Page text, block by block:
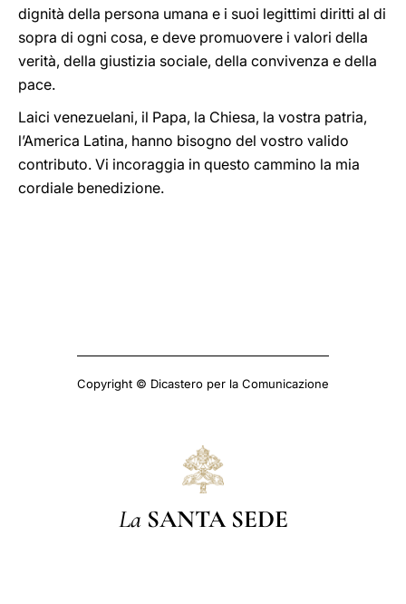
dignità della persona umana e i suoi legittimi diritti al di
sopra di ogni cosa, e deve promuovere i valori della
verità, della giustizia sociale, della convivenza e della
pace.
Laici venezuelani, il Papa, la Chiesa, la vostra patria,
l’America Latina, hanno bisogno del vostro valido
contributo. Vi incoraggia in questo cammino la mia
cordiale benedizione.
Copyright © Dicastero per la Comunicazione
La SANTA SEDE